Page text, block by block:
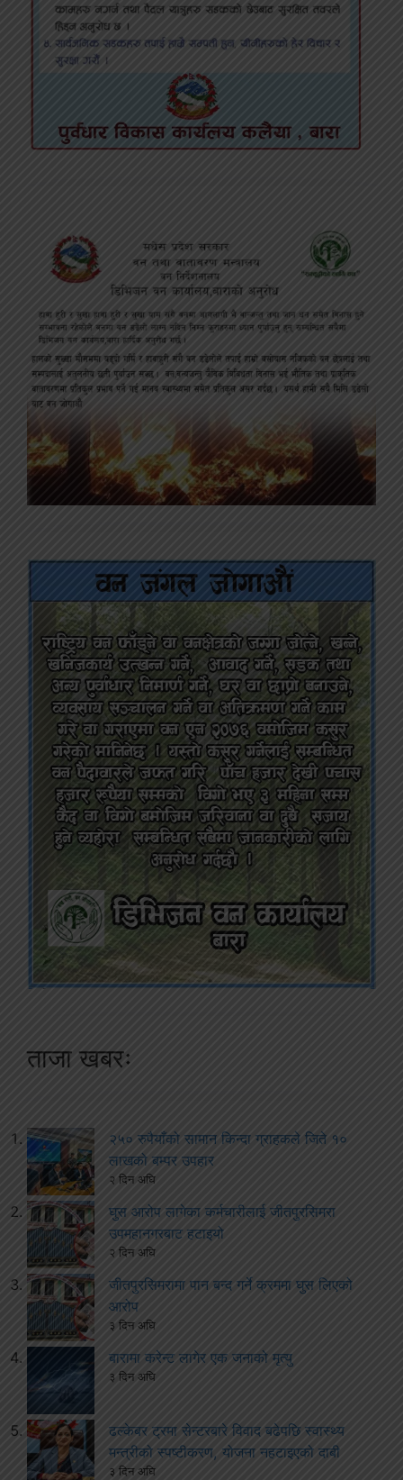
ताजा खबरः
२५० रुपैयाँको सामान किन्दा ग्राहकले जिते १०
लाखको बम्पर उपहार
२ दिन अघि
घुस आरोप लागेका कर्मचारीलाई जीतपुरसिमरा
उपमहानगरबाट हटाइयो
२ दिन अघि
जीतपुरसिमरामा पान बन्द गर्ने क्रममा घुस लिएको
आरोप
३ दिन अघि
बारामा करेन्ट लागेर एक जनाको मृत्यु
३ दिन अघि
ढल्केबर ट्रमा सेन्टरबारे विवाद बढेपछि स्वास्थ्य
मन्त्रीको स्पष्टीकरण, योजना नहटाइएको दाबी
३ दिन अघि